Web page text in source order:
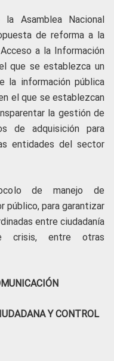
la Asamblea Nacional
de reforma a la
a la Información
que se establezca un
la información pública
el que se establezcan
la gestión de
de adquisición para
entidades del sector
de manejo de
público, para garantizar
entre ciudadanía
crisis, entre otras
Y CONTROL